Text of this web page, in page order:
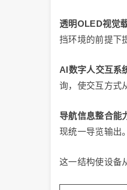
透明OLED视觉载
挡环境的前提下
AI数字人交互系
询，使交互方式
导航信息整合能
现统一导览输出。
这一结构使设备